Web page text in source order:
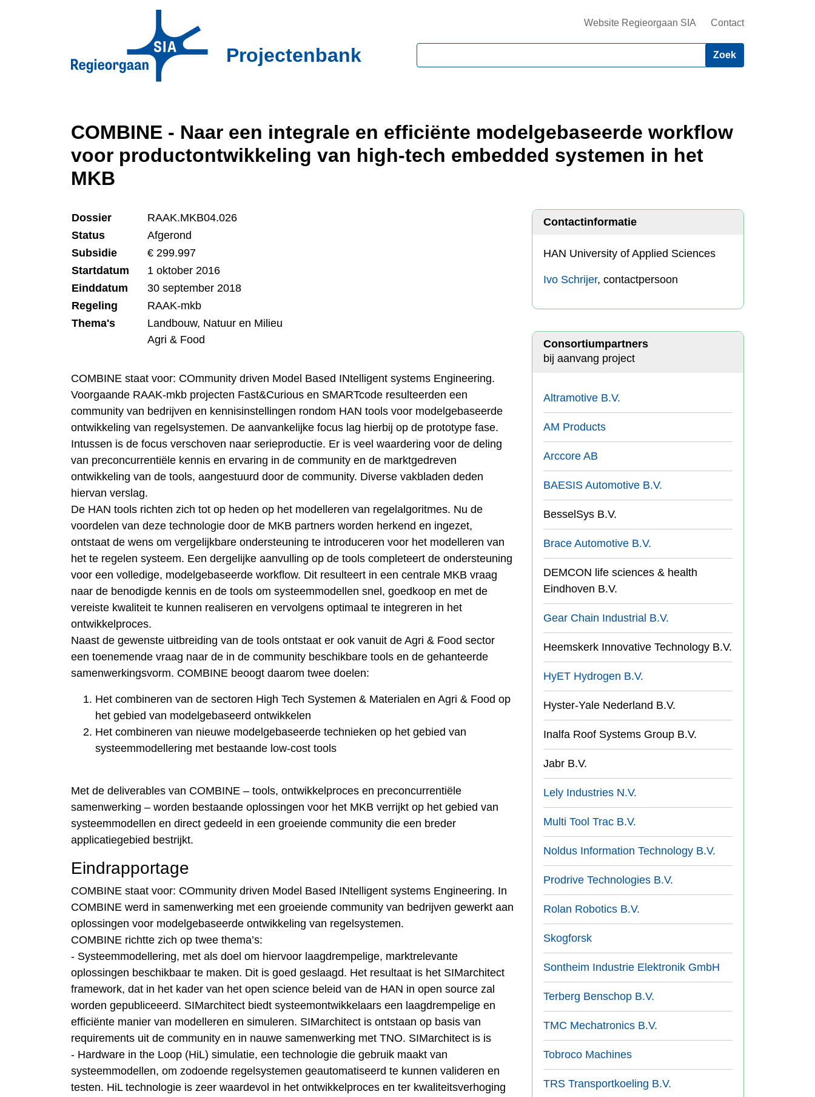
Projectenbank
Website Regieorgaan SIA Contact
COMBINE - Naar een integrale en efficiënte modelgebaseerde workflow
voor productontwikkeling van high-tech embedded systemen in het
MKB
Dossier
RAAK.MKB04.026
Status
Afgerond
Subsidie
€ 299.997
Startdatum
1 oktober 2016
Einddatum
30 september 2018
Regeling
RAAK-mkb
Thema's
Landbouw, Natuur en Milieu
Agri & Food
COMBINE staat voor: COmmunity driven Model Based INtelligent systems Engineering.
Voorgaande RAAK-mkb projecten Fast&Curious en SMARTcode resulteerden een
community van bedrijven en kennisinstellingen rondom HAN tools voor modelgebaseerde
ontwikkeling van regelsystemen. De aanvankelijke focus lag hierbij op de prototype fase.
Intussen is de focus verschoven naar serieproductie. Er is veel waardering voor de deling
van preconcurrentiële kennis en ervaring in de community en de marktgedreven
ontwikkeling van de tools, aangestuurd door de community. Diverse vakbladen deden
hiervan verslag.
De HAN tools richten zich tot op heden op het modelleren van regelalgoritmes. Nu de
voordelen van deze technologie door de MKB partners worden herkend en ingezet,
ontstaat de wens om vergelijkbare ondersteuning te introduceren voor het modelleren van
het te regelen systeem. Een dergelijke aanvulling op de tools completeert de ondersteuning
voor een volledige, modelgebaseerde workflow. Dit resulteert in een centrale MKB vraag
naar de benodigde kennis en de tools om systeemmodellen snel, goedkoop en met de
vereiste kwaliteit te kunnen realiseren en vervolgens optimaal te integreren in het
ontwikkelproces.
Naast de gewenste uitbreiding van de tools ontstaat er ook vanuit de Agri & Food sector
een toenemende vraag naar de in de community beschikbare tools en de gehanteerde
samenwerkingsvorm. COMBINE beoogt daarom twee doelen:
Het combineren van de sectoren High Tech Systemen & Materialen en Agri & Food op
het gebied van modelgebaseerd ontwikkelen
Het combineren van nieuwe modelgebaseerde technieken op het gebied van
systeemmodellering met bestaande low-cost tools
Met de deliverables van COMBINE – tools, ontwikkelproces en preconcurrentiële
samenwerking – worden bestaande oplossingen voor het MKB verrijkt op het gebied van
systeemmodellen en direct gedeeld in een groeiende community die een breder
applicatiegebied bestrijkt.
Eindrapportage
COMBINE staat voor: COmmunity driven Model Based INtelligent systems Engineering. In
COMBINE werd in samenwerking met een groeiende community van bedrijven gewerkt aan
oplossingen voor modelgebaseerde ontwikkeling van regelsystemen.
COMBINE richtte zich op twee thema’s:
- Systeemmodellering, met als doel om hiervoor laagdrempelige, marktrelevante
oplossingen beschikbaar te maken. Dit is goed geslaagd. Het resultaat is het SIMarchitect
framework, dat in het kader van het open science beleid van de HAN in open source zal
worden gepubliceeerd. SIMarchitect biedt systeemontwikkelaars een laagdrempelige en
efficiënte manier van modelleren en simuleren. SIMarchitect is ontstaan op basis van
requirements uit de community en in nauwe samenwerking met TNO. SIMarchitect is is
- Hardware in the Loop (HiL) simulatie, een technologie die gebruik maakt van
systeemmodellen, om zodoende regelsystemen geautomatiseerd te kunnen valideren en
testen. HiL technologie is zeer waardevol in het ontwikkelproces en ter kwaliteitsverhoging
Contactinformatie
HAN University of Applied Sciences
Ivo Schrijer, contactpersoon
Consortiumpartners
bij aanvang project
Altramotive B.V.
AM Products
Arccore AB
BAESIS Automotive B.V.
BesselSys B.V.
Brace Automotive B.V.
DEMCON life sciences & health
Eindhoven B.V.
Gear Chain Industrial B.V.
Heemskerk Innovative Technology B.V.
HyET Hydrogen B.V.
Hyster-Yale Nederland B.V.
Inalfa Roof Systems Group B.V.
Jabr B.V.
Lely Industries N.V.
Multi Tool Trac B.V.
Noldus Information Technology B.V.
Prodrive Technologies B.V.
Rolan Robotics B.V.
Skogforsk
Sontheim Industrie Elektronik GmbH
Terberg Benschop B.V.
TMC Mechatronics B.V.
Tobroco Machines
TRS Transportkoeling B.V.